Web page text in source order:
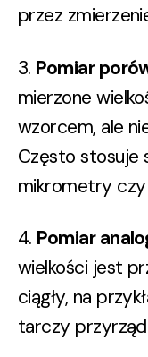
przez
3. Pomiar
mierzone
wzorcem, ale
Często stosuje
mikrometry
4. Pomiar
wielkości jest
ciągły, na
tarczy